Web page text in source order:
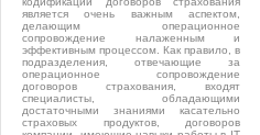
является очень важным аспектом,
делающим операционное
сопровождение налаженным и
эффективным процессом. Как правило, в
подразделения, отвечающие за
операционное сопровождение
договоров страхования, входят
специалисты, обладающими
достаточными знаниями касательно
страховых продуктов, договоров